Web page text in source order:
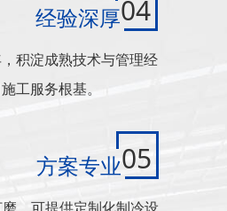
04
经验深厚
积淀成熟技术与管理经
工服务根基。
05
方案专业
，可提供定制化制冷设